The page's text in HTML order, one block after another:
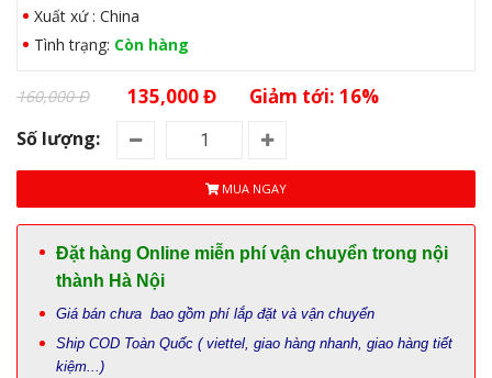
Xuất xứ : China
Tình trạng: Còn hàng
160,000 Đ 135,000 Đ Giảm tới: 16%
Số lượng:
MUA NGAY
Đặt hàng Online miễn phí vận chuyển trong nội
thành Hà Nội
Giá bán chưa bao gồm phí lắp đặt và vận chuyển
Ship COD Toàn Quốc ( viettel, giao hàng nhanh, giao hàng tiết
kiệm...)